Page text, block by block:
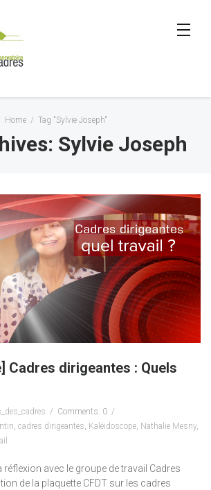
Home / Tag "Sylvie Joseph"
Sylvie Joseph
Cadres dirigeantes : Quels
Comments: 0
, cadres dirigeantes, Kaléidoscope, Nathalie Mesny,
réflexion avec le groupe de travail Cadres
de la plaquette CFDT sur les cadres